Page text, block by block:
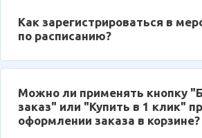
Как зарегистрироваться в
по расписанию?
Можно ли применять кнопку
заказ" или "Купить в 1 клик"
оформлении заказа в корзине?